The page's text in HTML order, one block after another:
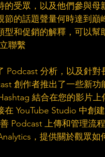
受眾，以及他們參與母
節的話題聲量何時達到
型和促銷的解釋，可以
聯繫
Podcast 分析，以及針對
創作者推出了一些新
結合在您的影片上
在 YouTube Studio 中創
Podcast 上傳和管理流程
，提供關於觀眾